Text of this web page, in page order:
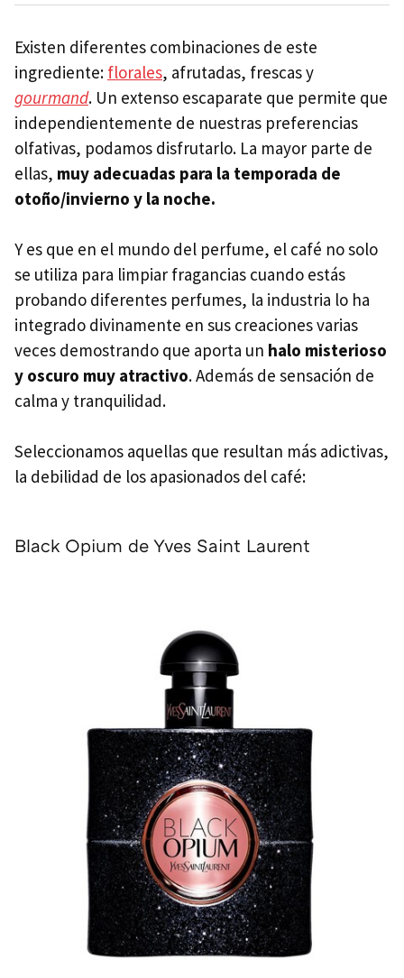
Existen diferentes combinaciones de este
ingrediente: florales, afrutadas, frescas y
gourmand. Un extenso escaparate que permite que
independientemente de nuestras preferencias
olfativas, podamos disfrutarlo. La mayor parte de
ellas, muy adecuadas para la temporada de
otoño/invierno y la noche.
Y es que en el mundo del perfume, el café no solo
se utiliza para limpiar fragancias cuando estás
probando diferentes perfumes, la industria lo ha
integrado divinamente en sus creaciones varias
veces demostrando que aporta un halo misterioso
y oscuro muy atractivo. Además de sensación de
calma y tranquilidad.
Seleccionamos aquellas que resultan más adictivas,
la debilidad de los apasionados del café:
Black Opium de Yves Saint Laurent